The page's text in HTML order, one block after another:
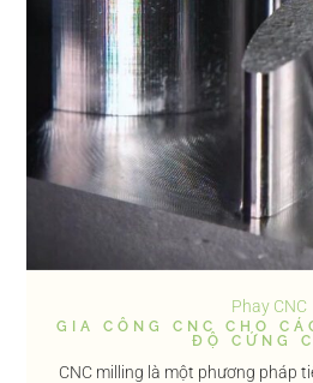
Phay CNC
GIA CÔNG CNC CHO
ĐỘ CỨNG
CNC milling là một phương pháp